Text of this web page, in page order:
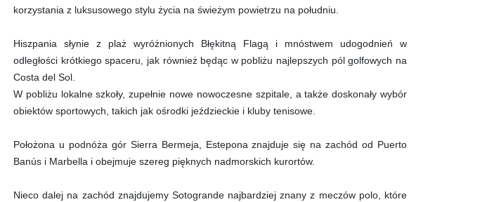
korzystania z luksusowego stylu życia na świeżym powietrzu na południu.
Hiszpania słynie z plaż wyróżnionych Błękitną Flagą i mnóstwem udogodnień w
odległości krótkiego spaceru, jak również będąc w pobliżu najlepszych pól golfowych na
Costa del Sol.
W pobliżu lokalne szkoły, zupełnie nowe nowoczesne szpitale, a także doskonały wybór
obiektów sportowych, takich jak ośrodki jeździeckie i kluby tenisowe.
Położona u podnóża gór Sierra Bermeja, Estepona znajduje się na zachód od Puerto
Banús i Marbella i obejmuje szereg pięknych nadmorskich kurortów.
Nieco dalej na zachód znajdujemy Sotogrande najbardziej znany z meczów polo, które